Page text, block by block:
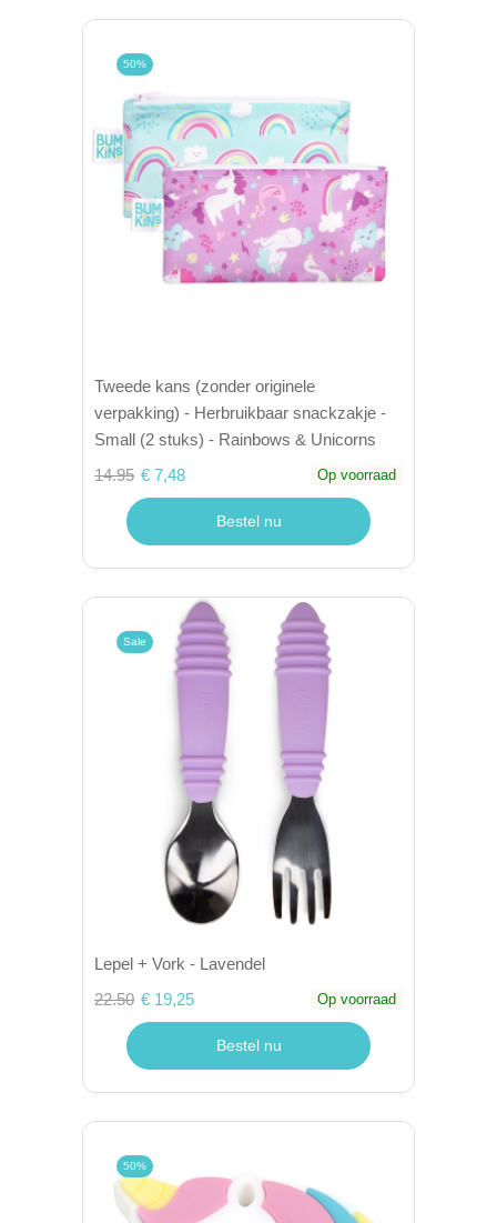
50%
Tweede kans (zonder originele
verpakking) - Herbruikbaar snackzakje -
Small (2 stuks) - Rainbows & Unicorns
14.95 € 7,48 Op voorraad
Bestel nu
Sale
Lepel + Vork - Lavendel
22.50 € 19,25 Op voorraad
Bestel nu
50%